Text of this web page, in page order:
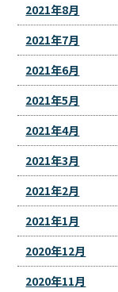
2021年8月
2021年7月
2021年6月
2021年5月
2021年4月
2021年3月
2021年2月
2021年1月
2020年12月
2020年11月